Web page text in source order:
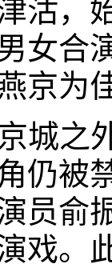
沽，
女合
京为
城之
仍被
员俞
戏。